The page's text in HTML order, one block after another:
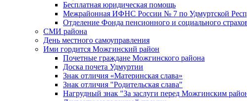
Бесплатная юридическая помощь
Межрайонная ИФНС России № 7 по Удмуртской
Отделение Фонда пенсионного и социального
СМИ района
День местного самоуправления
Ими гордится Можгинский район
Почетные граждане Можгинского района
Доска почета Удмуртии
Знак отличия «Материнская слава»
Знак отличия "Родительская слава"
Нагрудный знак "За заслуги перед Можгинским